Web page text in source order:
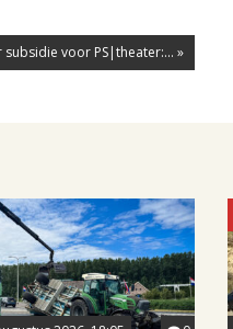
voor PS|theater:... »